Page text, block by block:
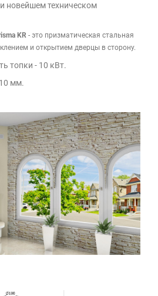
новейшем техническом
KR - это призматическая стальная
и открытием дверцы в сторону.
топки - 10 кВт.
мм.